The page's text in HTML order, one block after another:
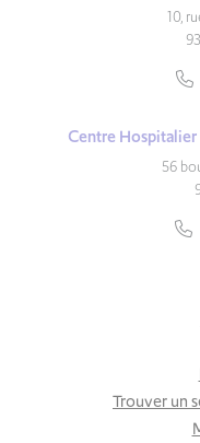
10,
Centre
56
Trouver un